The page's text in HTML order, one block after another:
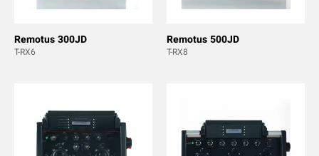
Remotus 300JD
T-RX6
Remotus 500JD
T-RX8